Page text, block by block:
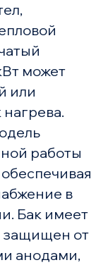
может
или
работы
в
Бак имеет
защищен от
анодами,